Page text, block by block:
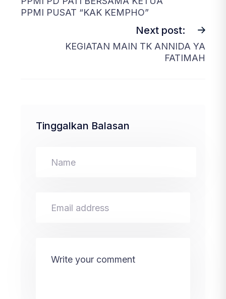
PPMI PUSAT “KAK KEMPHO”
Next post:
KEGIATAN MAIN TK ANNIDA YA
FATIMAH
Tinggalkan Balasan